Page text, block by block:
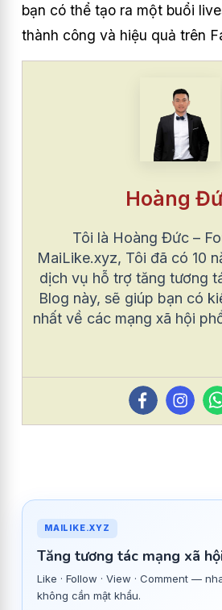
bạn có thể tạo ra một buổi
thành công và hiệu quả trên
Hoàng
Tôi là Hoàng Đức –
MaiLike.xyz, Tôi đã có 10
dịch vụ hỗ trợ tăng tương
Blog này, sẽ giúp bạn có
nhất về các mạng xã hội
MAILIKE.XYZ
Tăng tương tác mạng xã
Like · Follow · View · Comment —
không cần mật khẩu.